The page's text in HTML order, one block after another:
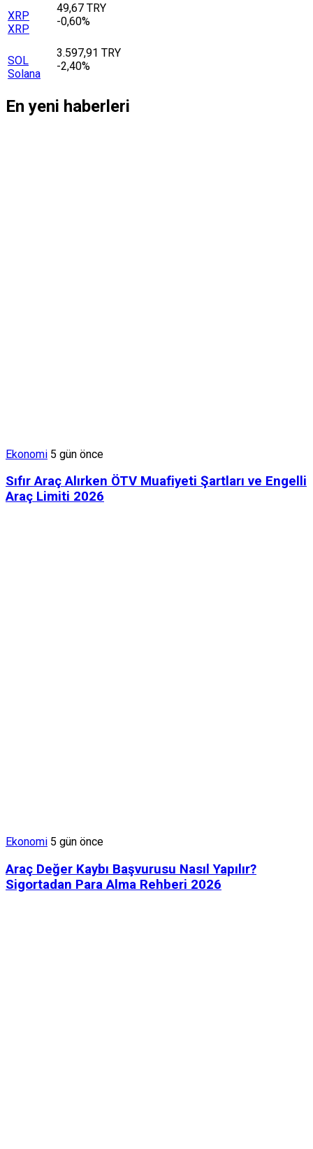
XRP
XRP
49,67 TRY
-0,60%
SOL
Solana
3.597,91 TRY
-2,40%
En yeni haberleri
Ekonomi 5 gün önce
Sıfır Araç Alırken ÖTV Muafiyeti Şartları ve Engelli
Araç Limiti 2026
Ekonomi 5 gün önce
Araç Değer Kaybı Başvurusu Nasıl Yapılır?
Sigortadan Para Alma Rehberi 2026